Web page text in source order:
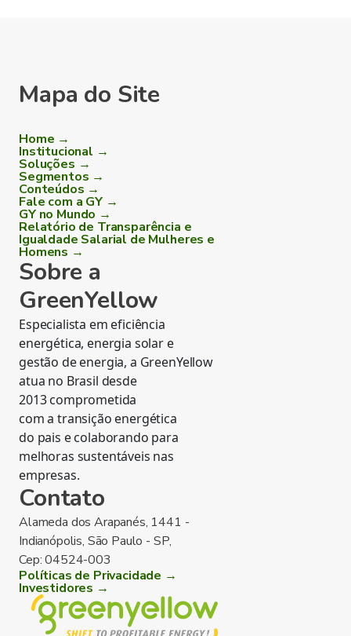
Mapa do Site
Home →
Institucional →
Soluções →
Segmentos →
Conteúdos →
Fale com a GY →
GY no Mundo →
Relatório de Transparência e
Igualdade Salarial de Mulheres e
Homens →
Sobre a
GreenYellow
Especialista em eficiência
energética, energia solar e
gestão de energia, a GreenYellow
atua no Brasil desde
2013 comprometida
com a transição energética
do pais e colaborando para
melhoras sustentáveis nas
empresas.
Contato
Alameda dos Arapanés, 1441 -
Indianópolis, São Paulo - SP,
Cep: 04524-003
Políticas de Privacidade →
Investidores →